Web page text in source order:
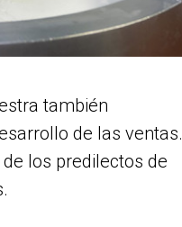
también
de las ventas.
los predilectos de